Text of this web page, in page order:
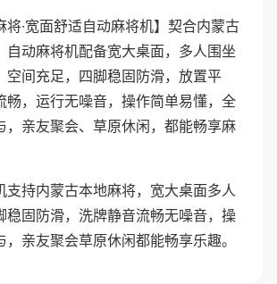
将·宽面舒适自动麻将机】契合内蒙古
自动麻将机配备宽大桌面，多人围坐
空间充足，四脚稳固防滑，放置平
畅，运行无噪音，操作简单易懂，全
，亲友聚会、草原休闲，都能畅享麻
支持内蒙古本地麻将，宽大桌面多人
稳固防滑，洗牌静音流畅无噪音，操
亲友聚会草原休闲都能畅享乐趣。